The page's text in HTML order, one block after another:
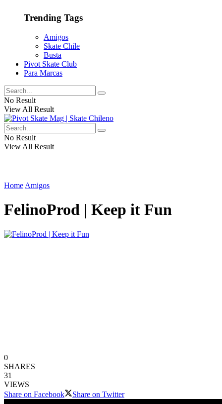
Trending Tags
Amigos
Skate Chile
Busta
Pivot Skate Club
Para Marcas
No Result
View All Result
No Result
View All Result
Home Amigos
FelinoProd | Keep it Fun
0
SHARES
31
VIEWS
Share on Facebook
Share on Twitter